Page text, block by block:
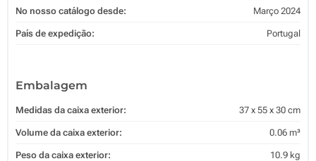
No nosso catálogo desde: Março 2024
País de expedição: Portugal
Embalagem
Medidas da caixa exterior: 37 x 55 x 30 cm
Volume da caixa exterior: 0.06 m³
Peso da caixa exterior: 10.9 kg